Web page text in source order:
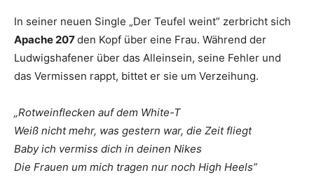
In seiner neuen Single „Der Teufel weint” zerbricht sich
Apache 207den Kopf über eine Frau. Während der
Ludwigshafener über das Alleinsein, seine Fehler und
das Vermissen rappt, bittet er sie um Verzeihung.
„Rotweinflecken auf dem White-T
Weiß nicht mehr, was gestern war, die Zeit fliegt
Baby ich vermiss dich in deinen Nikes
Die Frauen um mich tragen nur noch High Heels”